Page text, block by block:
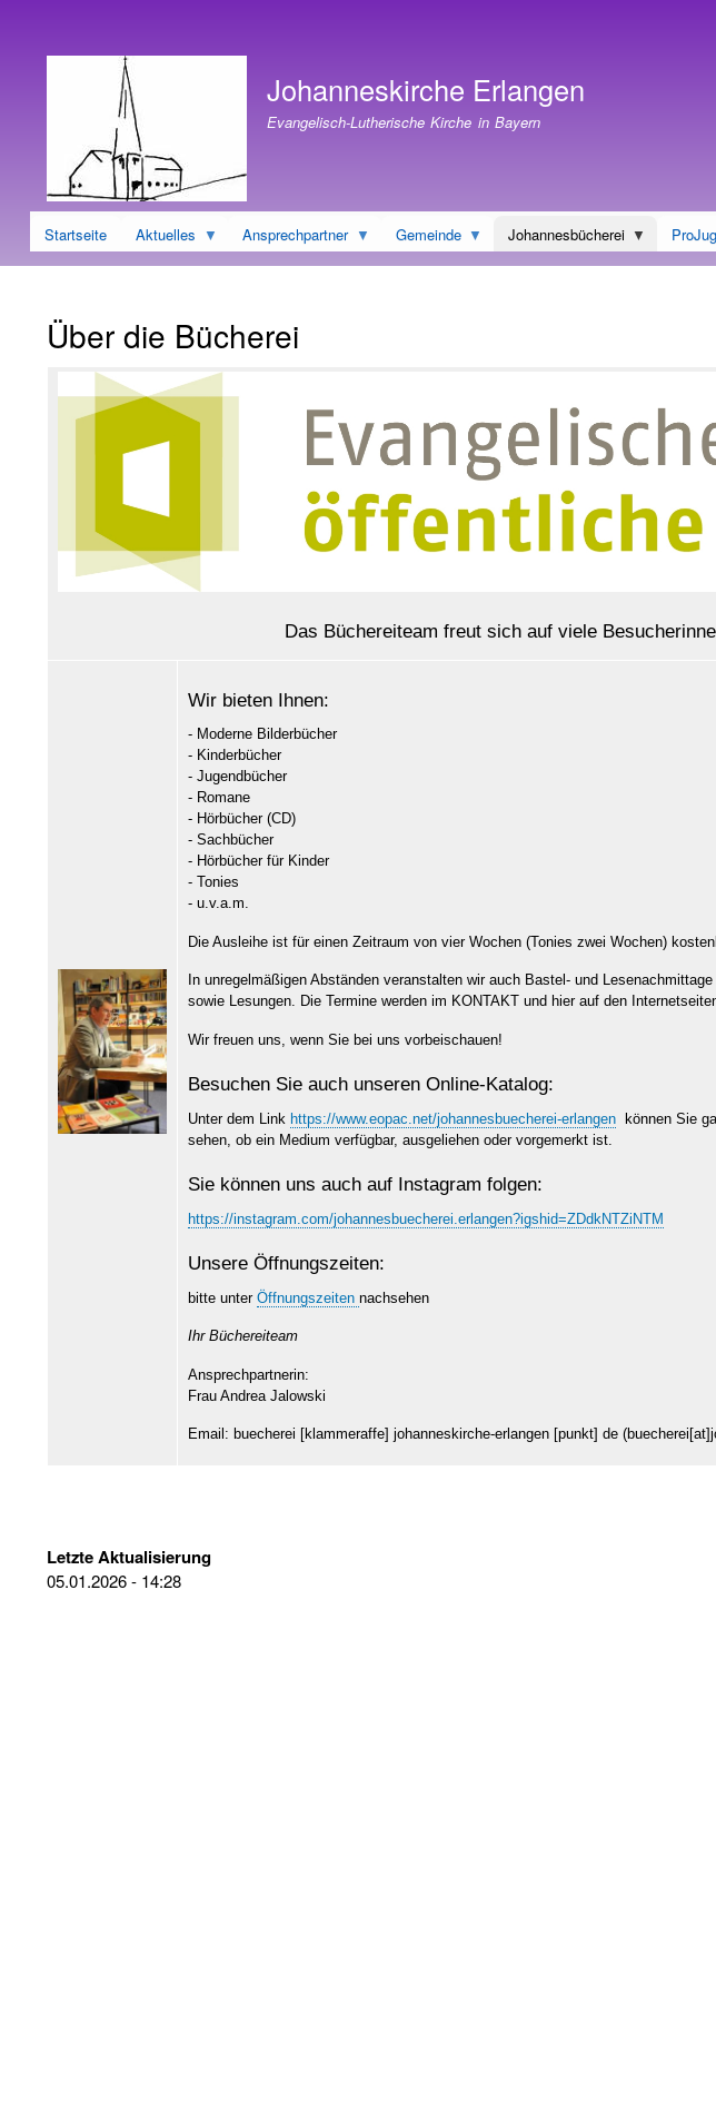
Johanneskirche Erlangen
Evangelisch-Lutherische Kirche in Bayern
Startseite Aktuelles Ansprechpartner Gemeinde Johannesbücherei
Über die Bücherei
Das Büchereiteam freut sich auf viele
Wir bieten Ihnen:
- Moderne Bilderbücher
- Kinderbücher
- Jugendbücher
- Romane
- Hörbücher (CD)
- Sachbücher
- Hörbücher für Kinder
- Tonies
- u.v.a.m.
Die Ausleihe ist für einen Zeitraum von vier Wochen (Tonies zwei Wochen)
In unregelmäßigen Abständen veranstalten wir auch Bastel- und
sowie Lesungen. Die Termine werden im KONTAKT und hier auf den
Wir freuen uns, wenn Sie bei uns vorbeischauen!
Besuchen Sie auch unseren Online-Katalog:
Unter dem Link https://www.eopac.net/johannesbuecherei-erlangen können Sie
sehen, ob ein Medium verfügbar, ausgeliehen oder vorgemerkt ist.
Sie können uns auch auf Instagram folgen:
https://instagram.com/johannesbuecherei.erlangen?igshid=ZDdkNTZiNTM
Unsere Öffnungszeiten:
bitte unter Öffnungszeiten nachsehen
Ihr Büchereiteam
Ansprechpartnerin:
Frau Andrea Jalowski
Email: buecherei [klammeraffe] johanneskirche-erlangen [punkt] de
Letzte Aktualisierung
05.01.2026 - 14:28